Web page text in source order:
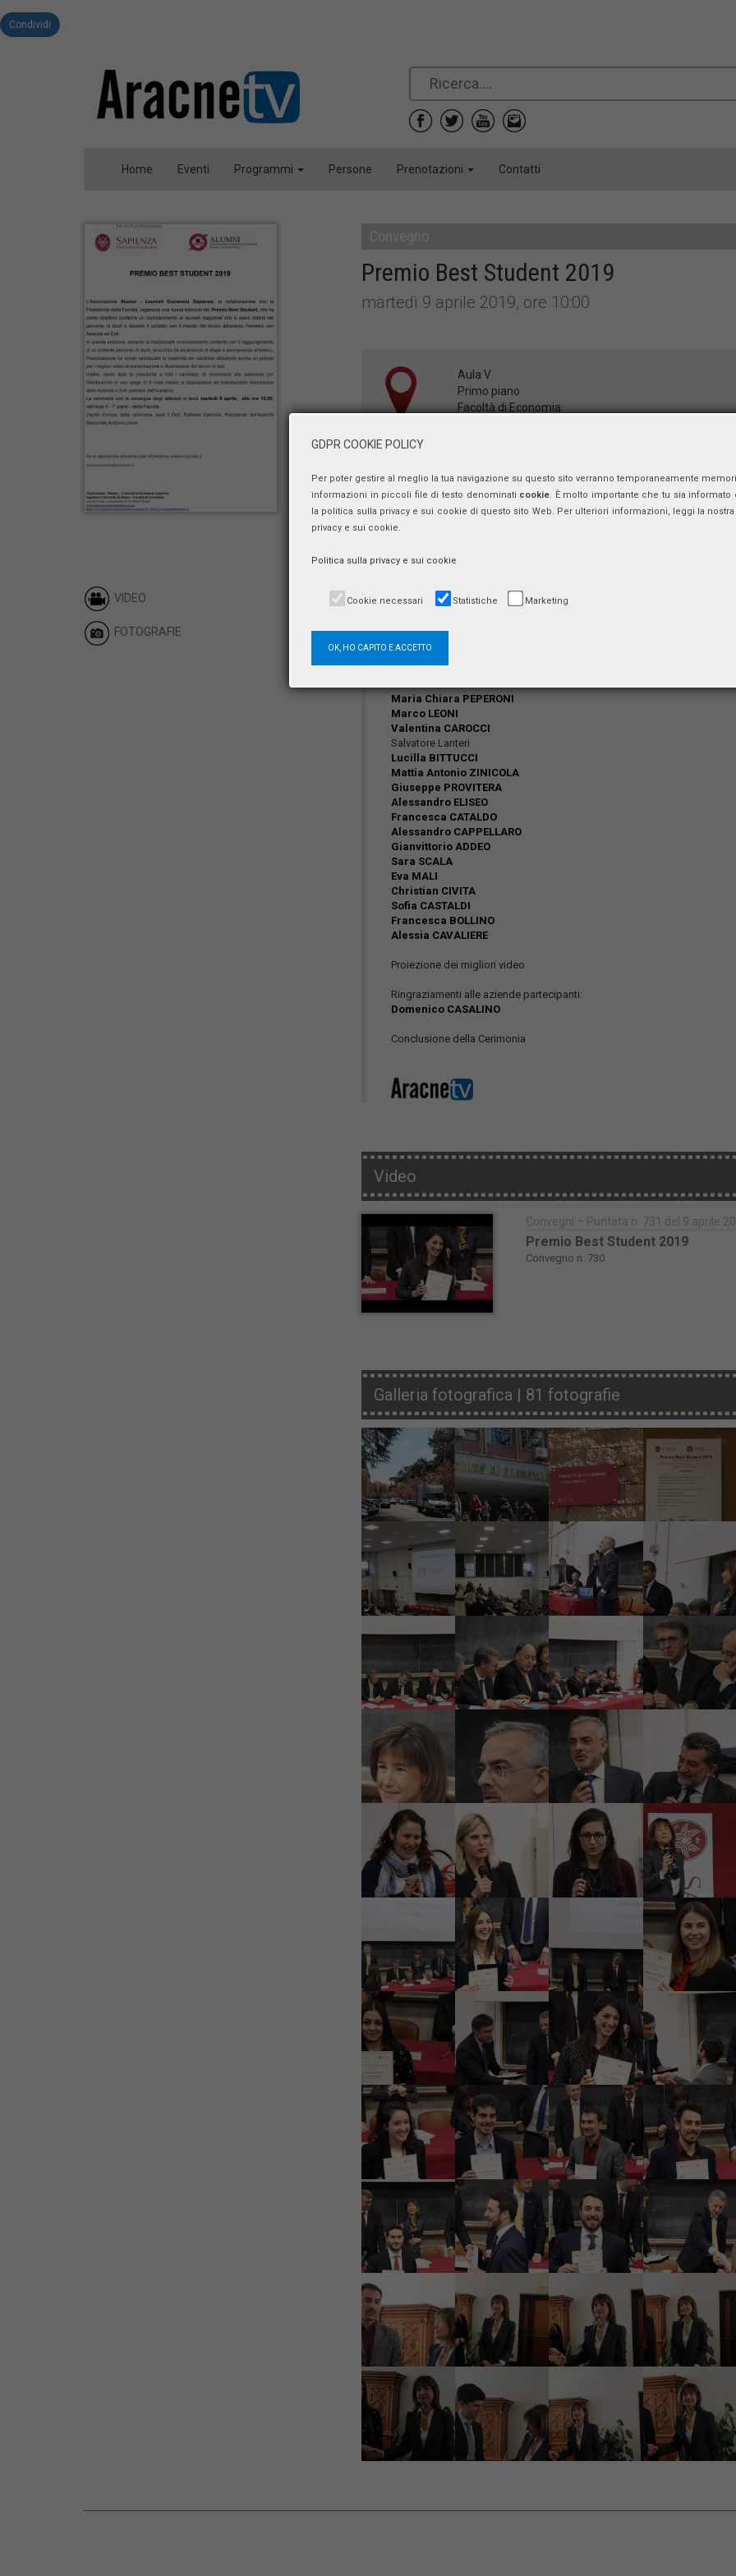
Condividi
Home Eventi Programmi Persone Prenotazioni Contatti
VIDEO
FOTOGRAFIE
Premio Best Student 2019
martedì 9 aprile 2019, ore 10:00
Aula V
Primo piano
Facoltà di Economia
Indirizzi di saluto:
Andrea PERRONE
Interviene:
Raffaele CANTONE
Sabina MAZZA
Maria Chiara PEPERONI
Marco LEONI
Valentina CAROCCI
Salvatore Lanteri
Lucilla BITTUCCI
Mattia Antonio ZINICOLA
Giuseppe PROVITERA
Alessandro ELISEO
Francesca CATALDO
Alessandro CAPPELLARO
Gianvittorio ADDEO
Sara SCALA
Eva MALI
Christian CIVITA
Sofia CASTALDI
Francesca BOLLINO
Alessia CAVALIERE
Proiezione dei migliori video
Ringraziamenti alle aziende partecipanti:
Domenico CASALINO
Conclusione della Cerimonia
Video
Convegni – Puntata n. 731 del 9 aprile
Premio Best Student 2019
Convegno n. 730
Galleria fotografica | 81 fotografie
GDPR COOKIE POLICY
Per poter gestire al meglio la tua navigazione su questo sito verranno temporaneamente
informazioni in piccoli file di testo denominati cookie. È molto importante che tu sia informato
la politica sulla privacy e sui cookie di questo sito Web. Per ulteriori informazioni, leggi la
privacy e sui cookie.
Politica sulla privacy e sui cookie
Cookie necessari Statistiche Marketing
OK, HO CAPITO E ACCETTO